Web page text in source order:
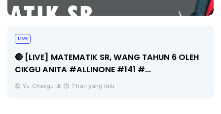
Sejarah Tingkatan 4
Unknown 7 hari yang lalu